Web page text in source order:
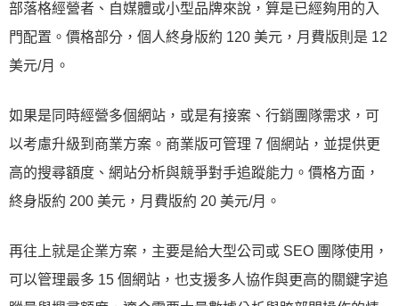
部落格經營者、自媒體或小型品牌來說，算是已經夠用的入
門配置。價格部分，個人終身版約 120 美元，月費版則是 12
美元/月。
如果是同時經營多個網站，或是有接案、行銷團隊需求，可
以考慮升級到商業方案。商業版可管理 7 個網站，並提供更
高的搜尋額度、網站分析與競爭對手追蹤能力。價格方面，
終身版約 200 美元，月費版約 20 美元/月。
再往上就是企業方案，主要是給大型公司或 SEO 團隊使用，
可以管理最多 15 個網站，也支援多人協作與更高的關鍵字追